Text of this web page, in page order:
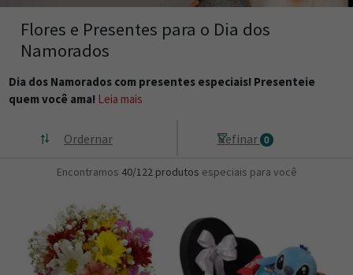
Flores e Presentes para o Dia dos
Namorados
Dia dos Namorados com presentes especiais! Presenteie
quem você ama! Leia mais
Refinar 0
Ordernar
Encontramos 40/122 produtos especiais para você